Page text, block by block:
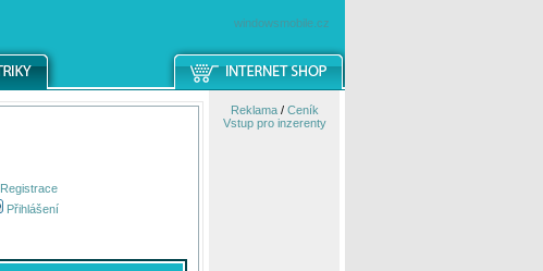
windowsmobile.cz
Registrace
Přihlášení
Reklama/ Ceník
Vstup pro inzerenty